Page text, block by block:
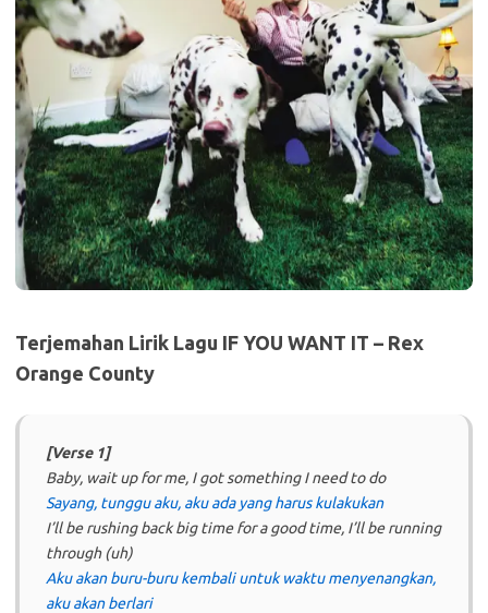
Terjemahan Lirik Lagu IF YOU WANT IT – Rex
Orange County
[Verse 1]
Baby, wait up for me, I got something I need to do
Sayang, tunggu aku, aku ada yang harus kulakukan
I’ll be rushing back big time for a good time, I’ll be running
through (uh)
Aku akan buru-buru kembali untuk waktu menyenangkan,
aku akan berlari